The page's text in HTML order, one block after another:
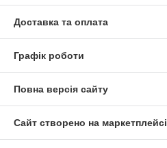
Доставка та оплата
Графік роботи
Повна версія сайту
Сайт створено на маркетплейсі